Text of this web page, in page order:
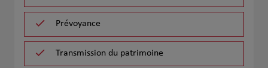
Prévoyance
Transmission du patrimoine